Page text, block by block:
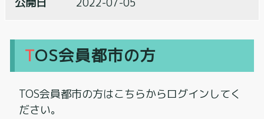
TOS会員都市の方
TOS会員都市の方はこちらからログインしてく
ださい。